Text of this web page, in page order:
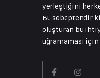
yerleştiğini
Bu sebeptendir
oluşturan bu
uğramaması